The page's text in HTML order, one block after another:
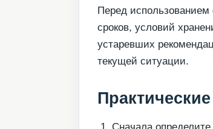
Перед использованием
сроков, условий
устаревших
текущей ситуации.